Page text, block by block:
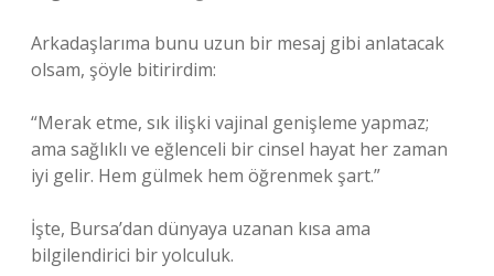
Arkadaşlarıma bunu uzun bir mesaj gibi anlatacak
olsam, şöyle bitirirdim:
“Merak etme, sık ilişki vajinal genişleme yapmaz;
ama sağlıklı ve eğlenceli bir cinsel hayat her zaman
iyi gelir. Hem gülmek hem öğrenmek şart.”
İşte, Bursa’dan dünyaya uzanan kısa ama
bilgilendirici bir yolculuk.